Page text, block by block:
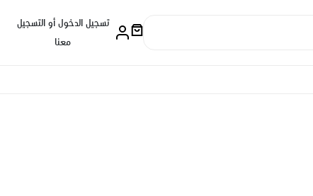
تسجيل الدخول أو التسجيل
معنا